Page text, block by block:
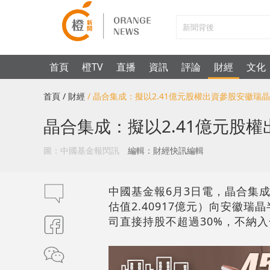
首頁 橙TV 直播 資訊 評論 財經 文化
首頁 / 財經 / 晶合集成：擬以2.41億元股權出資參股安徽瑞晶
晶合集成：擬以2.41億元股
圖：中國基金報閃訊 編輯：財經快訊編輯
中國基金報6月3日電，晶合集
估值2.40917億元）向安徽瑞
司直接持股不超過30%，不納